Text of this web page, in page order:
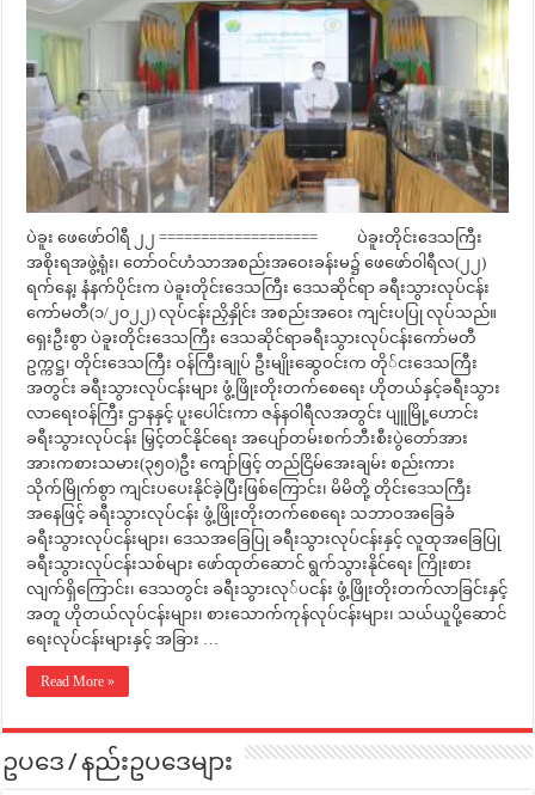
ပဲခူး ဖေဖော်ဝါရီ ၂၂ =================== ပဲခူးတိုင်းဒေသကြီး
အစိုးရအဖွဲ့ရုံး၊ တော်ဝင်ဟံသာအစည်းအဝေးခန်းမ၌ ဖေဖော်ဝါရီလ(၂၂)
ရက်နေ့၊ နံနက်ပိုင်းက ပဲခူးတိုင်းဒေသကြီး ဒေသဆိုင်ရာ ခရီးသွားလုပ်ငန်း
ကော်မတီ(၁/၂၀၂၂) လုပ်ငန်းညှိနှိုင်း အစည်းအဝေး ကျင်းပပြု လုပ်သည်။
ရှေးဦးစွာ ပဲခူးတိုင်းဒေသကြီး ဒေသဆိုင်ရာခရီးသွားလုပ်ငန်းကော်မတီ
ဥက္ကဋ္ဌ၊ တိုင်းဒေသကြီး ဝန်ကြီးချုပ် ဦးမျိုးဆွေဝင်းက တို်ငးဒေသကြီး
အတွင်း ခရီးသွားလုပ်ငန်းများ ဖွံ့ဖြိုးတိုးတက်စေရေး ဟိုတယ်နှင့်ခရီးသွား
လာရေးဝန်ကြီး ဌာနနှင့် ပူးပေါင်းကာ ဇန်နဝါရီလအတွင်း ပျူမြို့ဟောင်း
ခရီးသွားလုပ်ငန်း မြှင့်တင်နိုင်ရေး အပျော်တမ်းစက်ဘီးစီးပွဲတော်အား
အားကစားသမား(၃၅၀)ဦး ကျော်ဖြင့် တည်ငြိမ်အေးချမ်း စည်းကား
သိုက်မြိုက်စွာ ကျင်းပပေးနိုင်ခဲ့ပြီးဖြစ်ကြောင်း၊ မိမိတို့ တိုင်းဒေသကြီး
အနေဖြင့် ခရီးသွားလုပ်ငန်း ဖွံ့ဖြိုးတိုးတက်စေရေး သဘာဝအခြေခံ
ခရီးသွားလုပ်ငန်းများ၊ ဒေသအခြေပြု ခရီးသွားလုပ်ငန်းနှင့် လူထုအခြေပြု
ခရီးသွားလုပ်ငန်းသစ်များ ဖော်ထုတ်ဆောင် ရွက်သွားနိုင်ရေး ကြိုးစား
လျက်ရှိကြောင်း၊ ဒေသတွင်း ခရီးသွားလု်ပငန်း ဖွံ့ဖြိုးတိုးတက်လာခြင်းနှင့်
အတူ ဟိုတယ်လုပ်ငန်းများ၊ စားသောက်ကုန်လုပ်ငန်းများ၊ သယ်ယူပို့ဆောင်
ရေးလုပ်ငန်းများနှင့် အခြား …
Read More »
ဥပဒေ / နည်းဥပဒေများ